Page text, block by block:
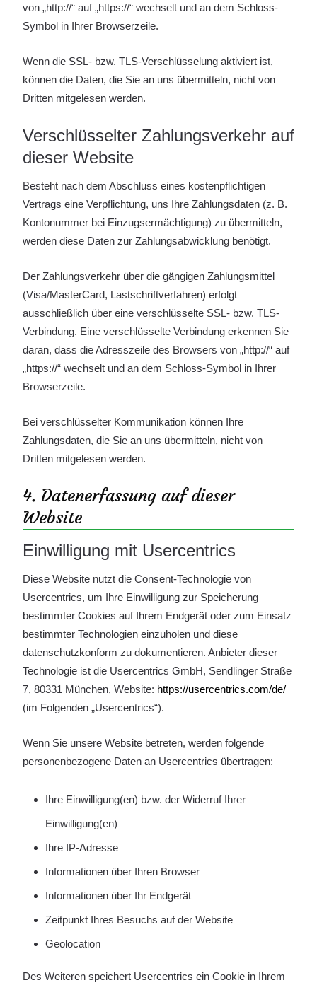
von „http://“ auf „https://“ wechselt und an dem Schloss-
Symbol in Ihrer Browserzeile.
Wenn die SSL- bzw. TLS-Verschlüsselung aktiviert ist,
können die Daten, die Sie an uns übermitteln, nicht von
Dritten mitgelesen werden.
Verschlüsselter Zahlungsverkehr auf
dieser Website
Besteht nach dem Abschluss eines kostenpflichtigen
Vertrags eine Verpflichtung, uns Ihre Zahlungsdaten (z. B.
Kontonummer bei Einzugsermächtigung) zu übermitteln,
werden diese Daten zur Zahlungsabwicklung benötigt.
Der Zahlungsverkehr über die gängigen Zahlungsmittel
(Visa/MasterCard, Lastschriftverfahren) erfolgt
ausschließlich über eine verschlüsselte SSL- bzw. TLS-
Verbindung. Eine verschlüsselte Verbindung erkennen Sie
daran, dass die Adresszeile des Browsers von „http://“ auf
„https://“ wechselt und an dem Schloss-Symbol in Ihrer
Browserzeile.
Bei verschlüsselter Kommunikation können Ihre
Zahlungsdaten, die Sie an uns übermitteln, nicht von
Dritten mitgelesen werden.
4. Datenerfassung auf dieser
Website
Einwilligung mit Usercentrics
Diese Website nutzt die Consent-Technologie von
Usercentrics, um Ihre Einwilligung zur Speicherung
bestimmter Cookies auf Ihrem Endgerät oder zum Einsatz
bestimmter Technologien einzuholen und diese
datenschutzkonform zu dokumentieren. Anbieter dieser
Technologie ist die Usercentrics GmbH, Sendlinger Straße
7, 80331 München, Website: https://usercentrics.com/de/
(im Folgenden „Usercentrics“).
Wenn Sie unsere Website betreten, werden folgende
personenbezogene Daten an Usercentrics übertragen:
Ihre Einwilligung(en) bzw. der Widerruf Ihrer
Einwilligung(en)
Ihre IP-Adresse
Informationen über Ihren Browser
Informationen über Ihr Endgerät
Zeitpunkt Ihres Besuchs auf der Website
Geolocation
Des Weiteren speichert Usercentrics ein Cookie in Ihrem